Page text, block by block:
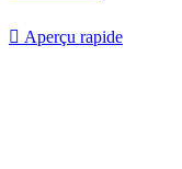
 Aperçu rapide